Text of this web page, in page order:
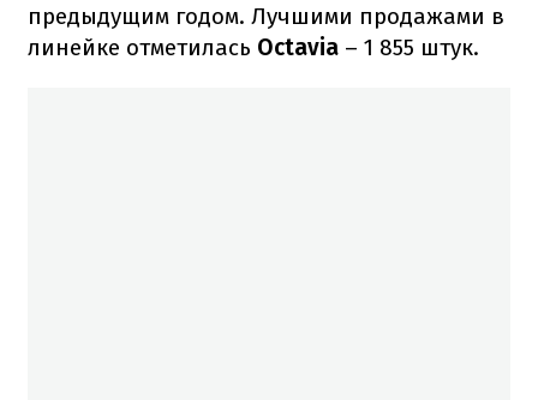
предыдущим годом. Лучшими продажами в
линейке отметилась Octavia – 1 855 штук.